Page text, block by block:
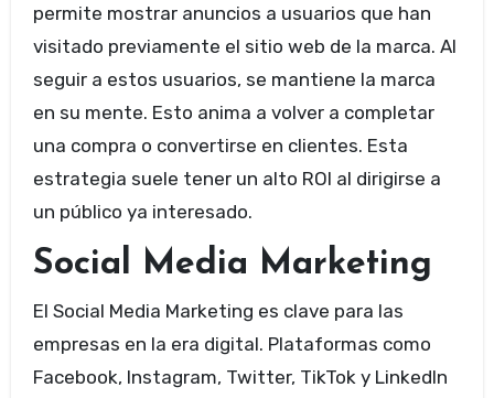
permite mostrar anuncios a usuarios que han
visitado previamente el sitio web de la marca. Al
seguir a estos usuarios, se mantiene la marca
en su mente. Esto anima a volver a completar
una compra o convertirse en clientes. Esta
estrategia suele tener un alto ROI al dirigirse a
un público ya interesado.
Social Media Marketing
El Social Media Marketing es clave para las
empresas en la era digital. Plataformas como
Facebook, Instagram, Twitter, TikTok y LinkedIn